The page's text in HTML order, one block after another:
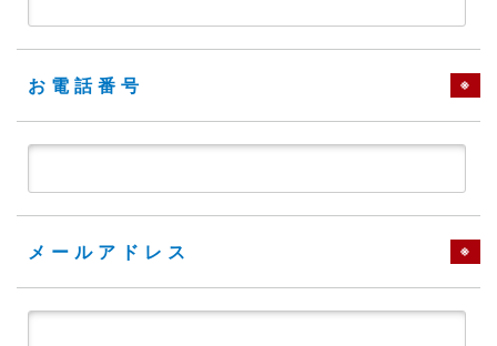
お電話番号 ※
メールアドレス ※